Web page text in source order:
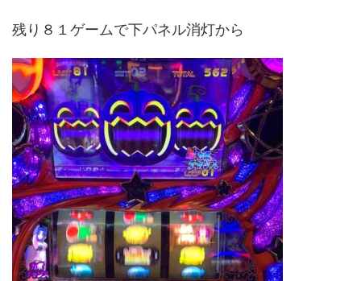
残り８１ゲームで下パネル消灯から